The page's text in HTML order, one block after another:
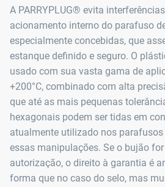
A PARRYPLUG® evita
acionamento interno do parafuso
especialmente concebidas, que
estanque definido e seguro. O
usado com sua vasta gama de
+200°C, combinado com alta
que até as mais pequenas
hexagonais podem ser tidas em
atualmente utilizado nos
essas manipulações. Se o bujão
autorização, o direito à garantia é
forma que no caso do selo, mas